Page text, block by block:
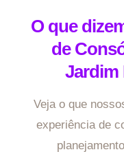
O que
de
Jardim
Veja o que
experiência de